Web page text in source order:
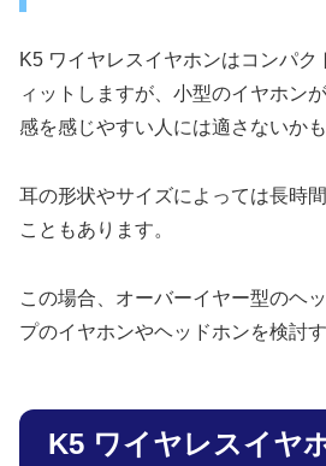
K5 ワイヤレスイヤホンはコンパク
ィットしますが、小型のイヤホン
感を感じやすい人には適さないかも
耳の形状やサイズによっては長時
こともあります。
この場合、オーバーイヤー型のヘ
プのイヤホンやヘッドホンを検討
K5 ワイヤレスイヤ